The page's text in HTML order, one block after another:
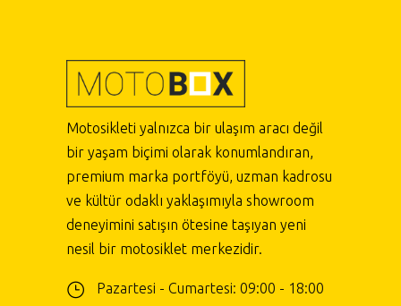
Motosikleti yalnızca bir ulaşım aracı değil
bir yaşam biçimi olarak konumlandıran,
premium marka portföyü, uzman kadrosu
ve kültür odaklı yaklaşımıyla showroom
deneyimini satışın ötesine taşıyan yeni
nesil bir motosiklet merkezidir.
Pazartesi - Cumartesi: 09:00 - 18:00